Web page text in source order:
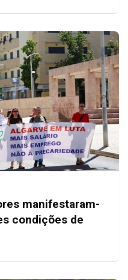
manifestaram-
condições de